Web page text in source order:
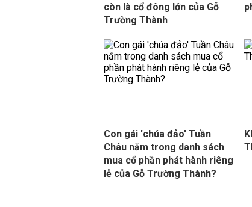
còn là cổ đông lớn của Gỗ
Trường Thành
Con gái 'chúa đảo' Tuần
Châu nằm trong danh sách
mua cổ phần phát hành riêng
lẻ của Gỗ Trường Thành?